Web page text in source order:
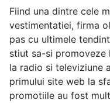
Fiind una dintre cele
vestimentatiei, firma
pas cu ultimele
stiut sa-si promoveze
la radio si televiziune
primului site web la
promotiile au fost